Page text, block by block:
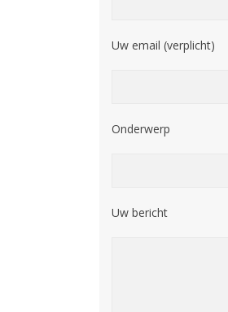
Uw email (verplicht)
Onderwerp
Uw bericht